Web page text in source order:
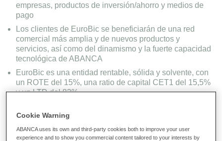
empresas, productos de inversión/ahorro y medios de
pago
Los clientes de EuroBic se beneficiarán de una red
comercial más amplia y de nuevos productos y
servicios, así como del dinamismo y la fuerte capacidad
tecnológica de ABANCA
EuroBic es una entidad rentable, sólida y solvente, con
un ROTE del 15%, una ratio de capital CET1 del 15,5%
y un LTD del 82%
autoridades competentes
Cookie Warning
ABANCA uses its own and third-party cookies both to improve your user
experience and to show you commercial content tailored to your interests by